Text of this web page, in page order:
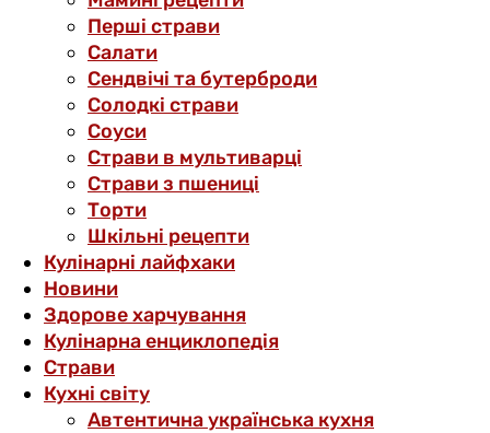
Перші страви
Салати
Сендвічі та бутерброди
Солодкі страви
Соуси
Страви в мультиварці
Страви з пшениці
Торти
Шкільні рецепти
Кулінарні лайфхаки
Новини
Здорове харчування
Кулінарна енциклопедія
Страви
Кухні світу
Автентична українська кухня